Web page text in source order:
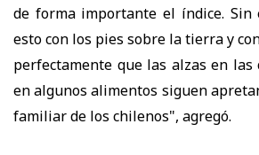
de forma importante el índice. Sin
esto con los pies sobre la tierra y
perfectamente que las alzas en
en algunos alimentos siguen
familiar de los chilenos", agregó.